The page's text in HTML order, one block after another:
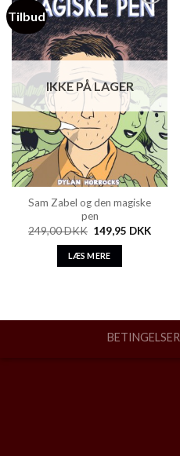
Tilbud
Add to
Wishlist
IKKE PÅ LAGER
Sam Zabel og den magiske
pen
249,00DKK 149,95 DKK
LÆS MERE